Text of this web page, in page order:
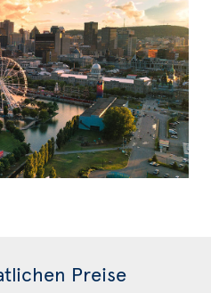
Preise